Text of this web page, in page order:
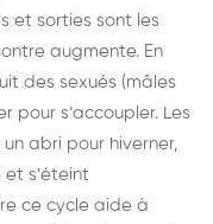
et sorties sont les
augmente. En
des sexués (mâles
pour s’accoupler. Les
abri pour hiverner,
s’éteint
ce cycle aide à